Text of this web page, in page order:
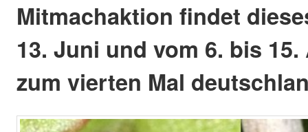
Mitmachaktion findet
13. Juni und vom 6. bis
zum vierten Mal